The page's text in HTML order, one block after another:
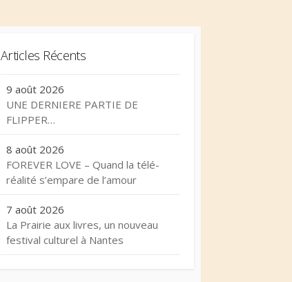
Articles Récents
9 août 2026
UNE DERNIERE PARTIE DE
FLIPPER…
8 août 2026
FOREVER LOVE – Quand la télé-
réalité s’empare de l’amour
7 août 2026
La Prairie aux livres, un nouveau
festival culturel à Nantes